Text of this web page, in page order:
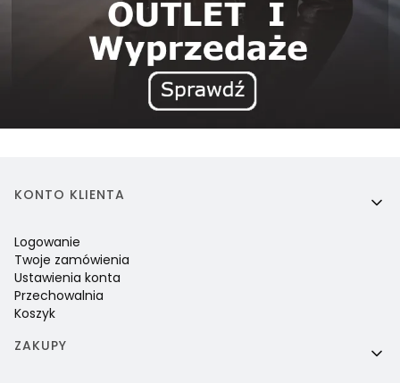
Linki w stopce
KONTO KLIENTA
Logowanie
Twoje zamówienia
Ustawienia konta
Przechowalnia
Koszyk
ZAKUPY